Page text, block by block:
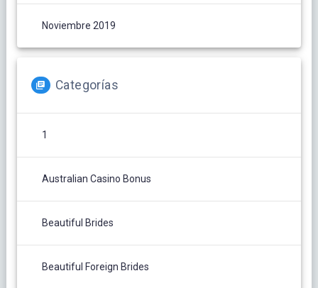
Noviembre 2019
Categorías
1
Australian Casino Bonus
Beautiful Brides
Beautiful Foreign Brides